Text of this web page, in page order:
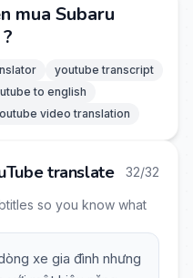
mua Subaru
youtube transcript
to english
video translation
translate 32/32
so you know what
xe gia đình nhưng